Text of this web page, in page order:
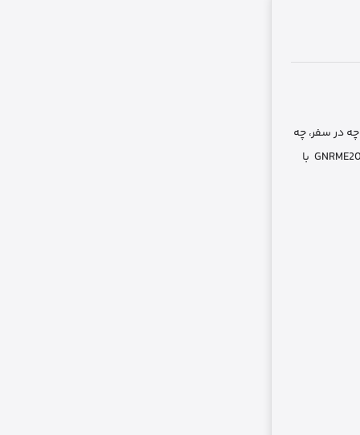
در سفر، چه
در محیط کار، یا حتی هنگام استفاده روزمره، تمام شدن شارژ دستگاه‌ها می‌تواند مشکل بزرگی ایجاد کند. پاوربانک 20 وات 20000 گرین لاین GNRME20KPD2BK با